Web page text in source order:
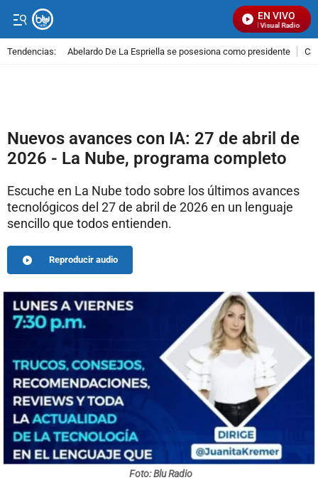
EN VIVO
Señal Visual Radio
Tendencias: Abelardo De La Espriella se posesiona como presidente
Nuevos avances con IA: 27 de abril de
2026 - La Nube, programa completo
Escuche en La Nube todo sobre los últimos avances
tecnológicos del 27 de abril de 2026 en un lenguaje
sencillo que todos entienden.
Reproducir audio
Foto: Blu Radio